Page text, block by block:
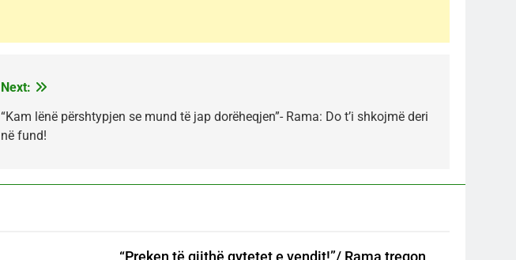
Next:
“Kam lënë përshtypjen se mund të jap dorëheqjen”- Rama: Do t’i shkojmë deri
në fund!
“Preken të gjithë qytetet e vendit!”/ Rama tregon